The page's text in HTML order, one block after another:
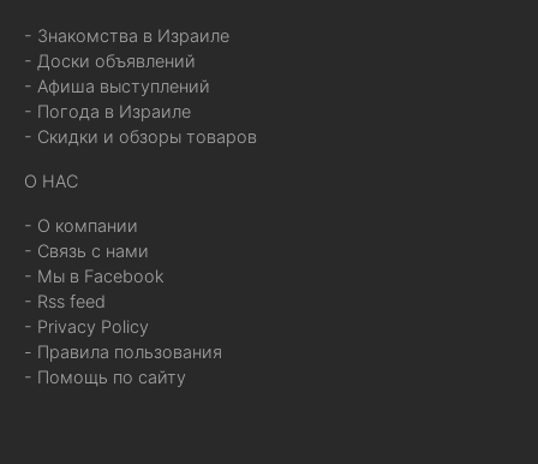
- Знакомства в Израиле
- Доски объявлений
- Афиша выступлений
- Погода в Израиле
- Скидки и обзоры товаров
О НАС
- О компании
- Связь с нами
- Мы в Facebook
- Rss feed
- Privacy Policy
- Правила пользования
- Помощь по сайту